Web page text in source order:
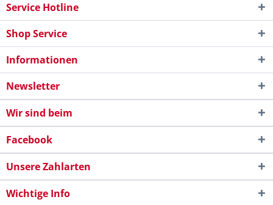
Service Hotline
Shop Service
Informationen
Newsletter
Wir sind beim
Facebook
Unsere Zahlarten
Wichtige Info